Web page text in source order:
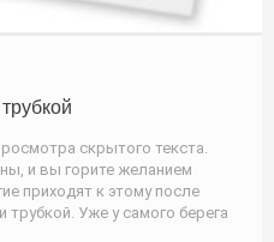
скрытого текста.
и вы горите желанием
приходят к этому после
трубкой. Уже у самого берега